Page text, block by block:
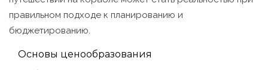
правильном подходе к планированию и
бюджетированию.
Основы ценообразования